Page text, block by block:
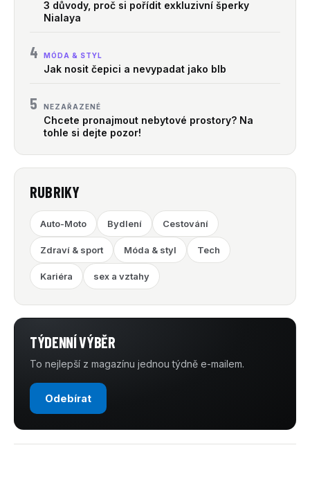
3 důvody, proč si pořídit exkluzivní šperky
Nialaya
4 MÓDA & STYL
Jak nosit čepici a nevypadat jako blb
5 NEZAŘAZENÉ
Chcete pronajmout nebytové prostory? Na
tohle si dejte pozor!
RUBRIKY
Auto-Moto Bydlení Cestování
Zdraví & sport Móda & styl Tech
Kariéra sex a vztahy
TÝDENNÍ VÝBĚR
To nejlepší z magazínu jednou týdně e-mailem.
Odebírat